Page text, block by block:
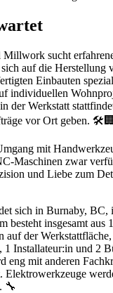
sucht
auf die Herstellung
Einbauten
individuellen
der Werkstatt
vor Ort geben. 🛠️🏢
mit
Maschinen zwar
und Liebe zum
sich in Burnaby, BC,
besteht insgesamt aus
auf der
1 Installateur:in und 2
eng mit anderen
Elektrowerkzeuge
🔧